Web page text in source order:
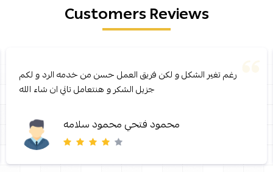
Customers Reviews
رغم تغير الشكل و لكن فريق العمل حسن من خدمه الرد و لكم
جزيل الشكر و هنتعامل تاني ان شاء الله
محمود فتحي محمود سلامه